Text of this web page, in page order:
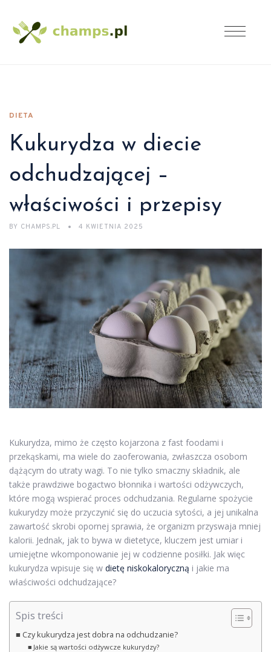
DIETA
Kukurydza w diecie
odchudzającej –
właściwości i przepisy
BY CHAMPS.PL 4 KWIETNIA 2025
Kukurydza, mimo że często kojarzona z fast foodami i
przekąskami, ma wiele do zaoferowania, zwłaszcza osobom
dążącym do utraty wagi. To nie tylko smaczny składnik, ale
także prawdziwe bogactwo błonnika i wartości odżywczych,
które mogą wspierać proces odchudzania. Regularne spożycie
kukurydzy może przyczynić się do uczucia sytości, a jej unikalna
zawartość skrobi opornej sprawia, że organizm przyswaja mniej
kalorii. Jednak, jak to bywa w dietetyce, kluczem jest umiar i
umiejętne wkomponowanie jej w codzienne posiłki. Jak więc
kukurydza wpisuje się w dietę niskokaloryczną i jakie ma
właściwości odchudzające?
Spis treści
Czy kukurydza jest dobra na odchudzanie?
Jakie są wartości odżywcze kukurydzy?